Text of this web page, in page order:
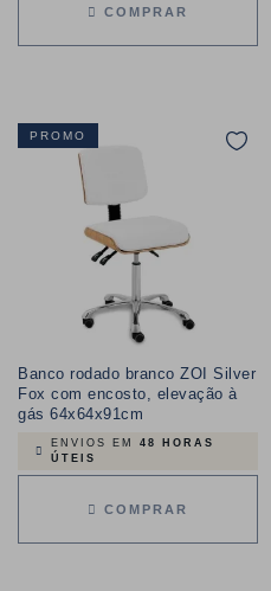
COMPRAR
PROMO
Banco rodado branco ZOI Silver
Fox com encosto, elevação à
gás 64x64x91cm
ENVIOS EM 48 HORAS
ÚTEIS
COMPRAR